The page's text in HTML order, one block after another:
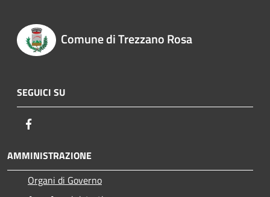
Comune di Trezzano Rosa
SEGUICI SU
AMMINISTRAZIONE
Organi di Governo